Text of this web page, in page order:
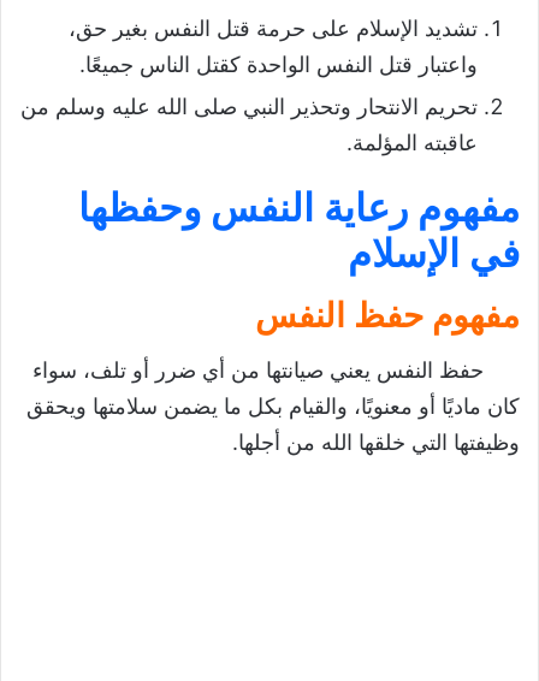
تشديد الإسلام على حرمة قتل النفس بغير حق،
واعتبار قتل النفس الواحدة كقتل الناس جميعًا.
تحريم الانتحار وتحذير النبي صلى الله عليه وسلم من
عاقبته المؤلمة.
مفهوم رعاية النفس وحفظها
في الإسلام
مفهوم حفظ النفس
حفظ النفس يعني صيانتها من أي ضرر أو تلف، سواء
كان ماديًا أو معنويًا، والقيام بكل ما يضمن سلامتها ويحقق
وظيفتها التي خلقها الله من أجلها.